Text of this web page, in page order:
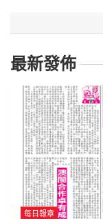
最新發佈
每日報章